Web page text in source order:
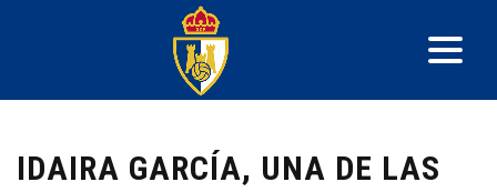
IDAIRA GARCÍA, UNA DE LAS